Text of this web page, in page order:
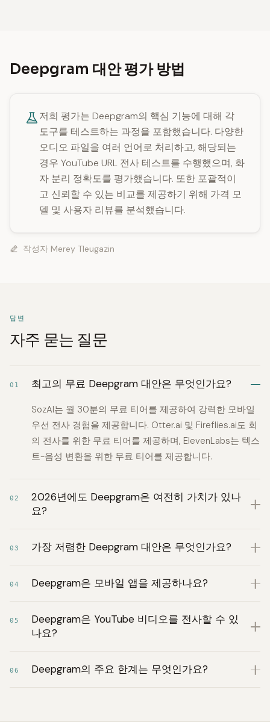
Deepgram 대안 평가 방법
저희 평가는 Deepgram의 핵심 기능에 대해 각
도구를 테스트하는 과정을 포함했습니다. 다양한
오디오 파일을 여러 언어로 처리하고, 해당되는
경우 YouTube URL 전사 테스트를 수행했으며, 화
자 분리 정확도를 평가했습니다. 또한 포괄적이
고 신뢰할 수 있는 비교를 제공하기 위해 가격 모
델 및 사용자 리뷰를 분석했습니다.
작성자 Merey Tleugazin
답변
자주 묻는 질문
01 최고의 무료 Deepgram 대안은 무엇인가요?
SozAI는 월 30분의 무료 티어를 제공하여 강력한 모바일
우선 전사 경험을 제공합니다. Otter.ai 및 Fireflies.ai도 회
의 전사를 위한 무료 티어를 제공하며, ElevenLabs는 텍스
트-음성 변환을 위한 무료 티어를 제공합니다.
02
2026년에도 Deepgram은 여전히 가치가 있나
요?
03 가장 저렴한 Deepgram 대안은 무엇인가요?
04 Deepgram은 모바일 앱을 제공하나요?
05
Deepgram은 YouTube 비디오를 전사할 수 있
나요?
06 Deepgram의 주요 한계는 무엇인가요?